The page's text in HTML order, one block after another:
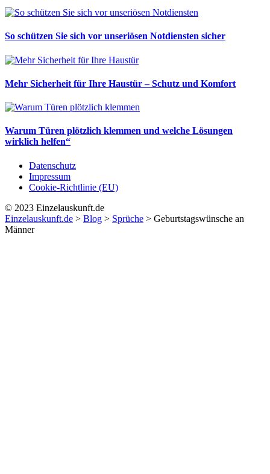
So schützen Sie sich vor unseriösen Notdiensten sicher
Mehr Sicherheit für Ihre Haustür – Schutz und Komfort
Warum Türen plötzlich klemmen und welche Lösungen
wirklich helfen“
Datenschutz
Impressum
Cookie-Richtlinie (EU)
© 2023 Einzelauskunft.de
Einzelauskunft.de > Blog > Sprüche > Geburtstagswünsche an
Männer